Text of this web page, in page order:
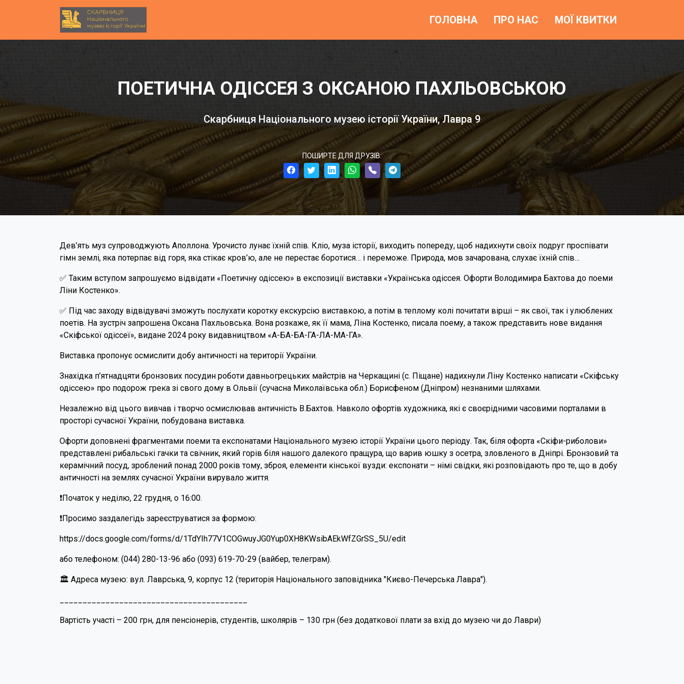
ГОЛОВНА ПРО НАС МОЇ КВИТКИ
ПОЕТИЧНА ОДІССЕЯ З ОКСАНОЮ ПАХЛЬОВСЬКОЮ
Скарбниця Національного музею історії України, Лавра 9
ПОШИРТЕ ДЛЯ ДРУЗІВ:
Дев’ять муз супроводжують Аполлона. Урочисто лунає їхній спів. Кліо, муза історії, виходить попереду, щоб надихнути своїх подруг проспівати
гімн землі, яка потерпає від горя, яка стікає кров’ю, але не перестає боротися… і переможе. Природа, мов зачарована, слухає їхній спів…
✅ Таким вступом запрошуємо відвідати «Поетичну одіссею» в експозиції виставки «Українська одіссея. Офорти Володимира Бахтова до поеми
Ліни Костенко».
✅ Під час заходу відвідувачі зможуть послухати коротку екскурсію виставкою, а потім в теплому колі почитати вірші – як свої, так і улюблених
поетів. На зустріч запрошена Оксана Пахльовська. Вона розкаже, як її мама, Ліна Костенко, писала поему, а також представить нове видання
«Скіфської одіссеї», видане 2024 року видавництвом «А-БА-БА-ГА-ЛА-МА-ГА».
Виставка пропонує осмислити добу античності на території України.
Знахідка п’ятнадцяти бронзових посудин роботи давньогрецьких майстрів на Черкащині (с. Піщане) надихнули Ліну Костенко написати «Скіфську
одіссею» про подорож грека зі свого дому в Ольвії (сучасна Миколаївська обл.) Борисфеном (Дніпром) незнаними шляхами.
Незалежно від цього вивчав і творчо осмислював античність В.Бахтов. Навколо офортів художника, які є своєрідними часовими порталами в
просторі сучасної України, побудована виставка.
Офорти доповнені фрагментами поеми та експонатами Національного музею історії України цього періоду. Так, біля офорта «Скіфи-риболови»
представлені рибальські гачки та свічник, який горів біля нашого далекого пращура, що варив юшку з осетра, зловленого в Дніпрі. Бронзовий та
керамічний посуд, зроблений понад 2000 років тому, зброя, елементи кінської вузди: експонати – німі свідки, які розповідають про те, що в добу
античності на землях сучасної України вирувало життя.
❗️Початок у неділю, 22 грудня, о 16:00.
❗️Просимо заздалегідь зареєструватися за формою:
https://docs.google.com/forms/d/1TdYIh77V1COGwuyJG0Yup0XH8KWsibAEkWfZGrSS_5U/edit
або телефоном: (044) 280-13-96 або (093) 619-70-29 (вайбер, телеграм).
🏛 Адреса музею: вул. Лаврська, 9, корпус 12 (територія Національного заповідника "Києво-Печерська Лавра").
Вартість участі – 200 грн, для пенсіонерів, студентів, школярів – 130 грн (без додаткової плати за вхід до музею чи до Лаври)